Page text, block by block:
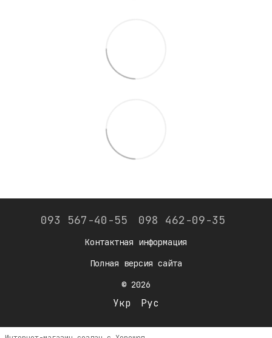
093 567-40-55 098 462-09-35
Контактная информация
Полная версия сайта
© 2026
Укр Рус